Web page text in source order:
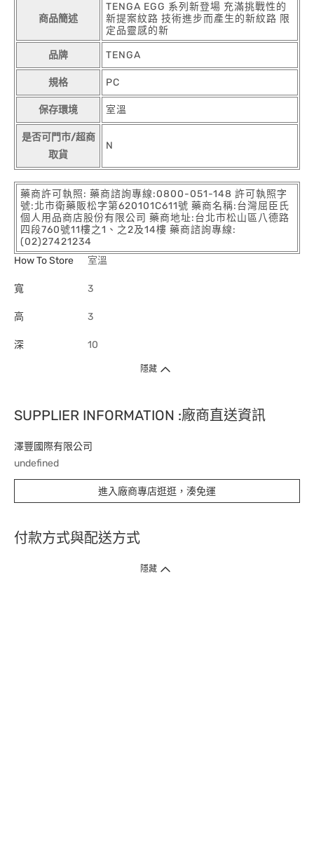
商品簡述
TENGA EGG 系列新登場 充滿挑戰性的
新提案紋路 技術進步而產生的新紋路 限
定品靈感的新
品牌 TENGA
規格 PC
保存環境 室溫
是否可門市/超商
取貨
N
藥商許可執照: 藥商諮詢專線:0800-051-148 許可執照字
號:北市衛藥販松字第620101C611號 藥商名稱:台灣屈臣氏
個人用品商店股份有限公司 藥商地址:台北市松山區八德路
四段760號11樓之1、之2及14樓 藥商諮詢專線:
(02)27421234
How To Store
室溫
寬 3
高 3
深 10
隱藏
SUPPLIER INFORMATION :廠商直送資訊
澤豐國際有限公司
undefined
進入廠商專店逛逛，湊免運
付款方式與配送方式
隱藏